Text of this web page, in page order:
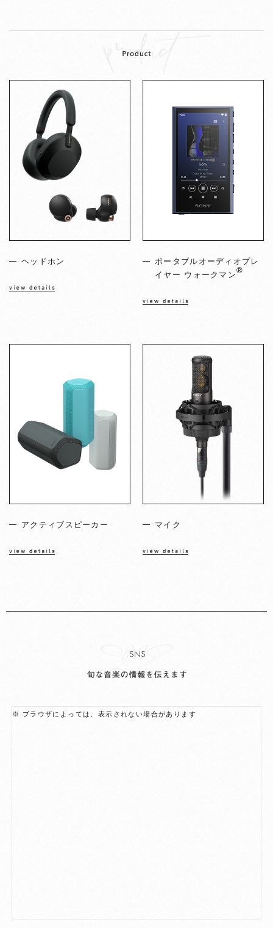
ヘッドホン
ポータブルオーディオプレ
イヤー ウォークマン®
アクティブスピーカー マイク
※ ブラウザによっては、表示されない場合があります